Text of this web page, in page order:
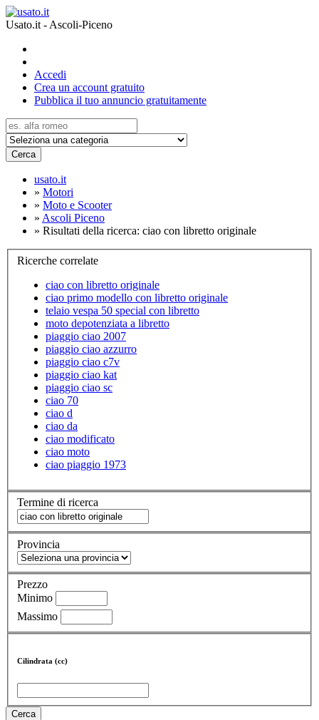
Usato.it - Ascoli-Piceno
Accedi
Crea un account gratuito
Pubblica il tuo annuncio gratuitamente
Cerca
usato.it
» Motori
» Moto e Scooter
» Ascoli Piceno
» Risultati della ricerca: ciao con libretto originale
Ricerche correlate
ciao con libretto originale
ciao primo modello con libretto originale
telaio vespa 50 special con libretto
moto depotenziata a libretto
piaggio ciao 2007
piaggio ciao azzurro
piaggio ciao c7v
piaggio ciao kat
piaggio ciao sc
ciao 70
ciao d
ciao da
ciao modificato
ciao moto
ciao piaggio 1973
Termine di ricerca
Provincia
Prezzo
Minimo
Massimo
Cilindrata (cc)
Cerca